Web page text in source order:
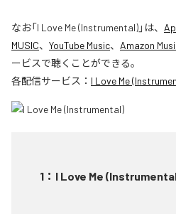
なお「I Love Me (Instrumental)」は、
MUSIC、 YouTube Music、 Amazon
ービスで聴くことができる。
各配信サービス： I Love Me
1 ： I Love Me